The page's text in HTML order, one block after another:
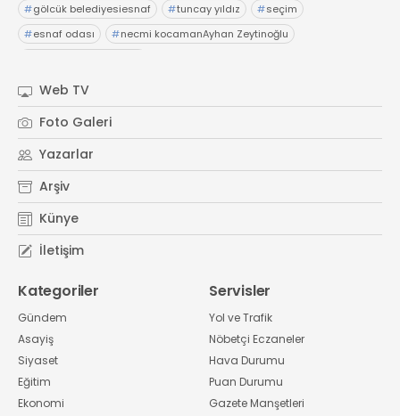
#gölcük belediyesiesnaf #tuncay yıldız #seçim
#esnaf odası #necmi kocamanAyhan Zeytinoğlu
Web TV
Foto Galeri
Yazarlar
Arşiv
Künye
İletişim
Kategoriler
Gündem
Asayiş
Siyaset
Eğitim
Ekonomi
Servisler
Yol ve Trafik
Nöbetçi Eczaneler
Hava Durumu
Puan Durumu
Gazete Manşetleri